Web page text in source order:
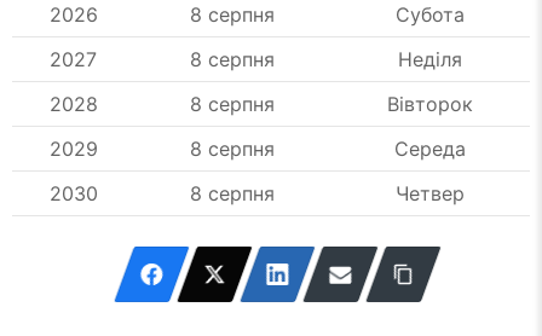
2026
8 серпня
Субота
2027
8 серпня
Неділя
2028
8 серпня
Вівторок
2029
8 серпня
Середа
2030
8 серпня Четвер